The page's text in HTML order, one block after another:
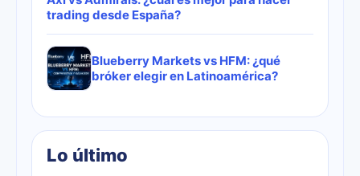
trading desde España?
Blueberry Markets vs HFM: ¿qué
bróker elegir en Latinoamérica?
Lo último